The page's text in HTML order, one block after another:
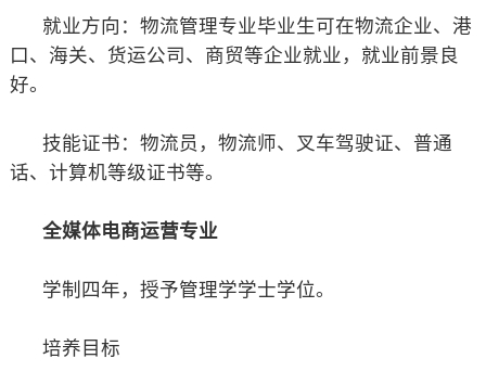
就业方向：物流管理专业毕业生可在物流企业、港
口、海关、货运公司、商贸等企业就业，就业前景良
好。
技能证书：物流员，物流师、叉车驾驶证、普通
话、计算机等级证书等。
全媒体电商运营专业
学制四年，授予管理学学士学位。
培养目标